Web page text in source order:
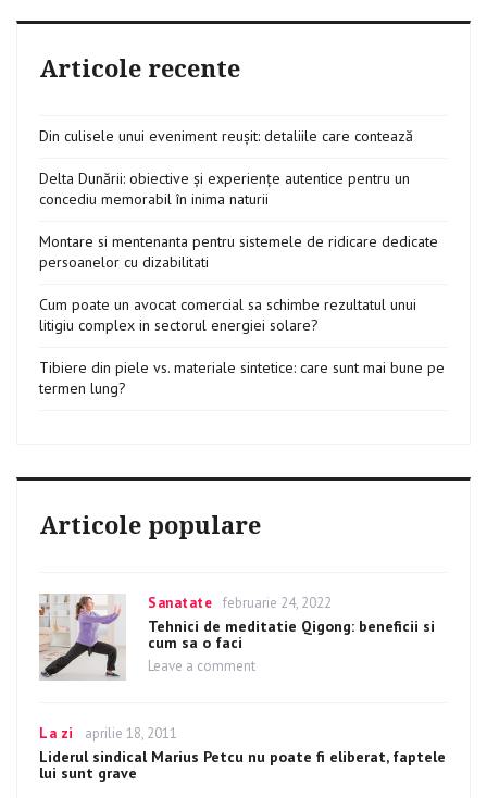
Articole recente
Din culisele unui eveniment reușit: detaliile care contează
Delta Dunării: obiective și experiențe autentice pentru un
concediu memorabil în inima naturii
Montare si mentenanta pentru sistemele de ridicare dedicate
persoanelor cu dizabilitati
Cum poate un avocat comercial sa schimbe rezultatul unui
litigiu complex in sectorul energiei solare?
Tibiere din piele vs. materiale sintetice: care sunt mai bune pe
termen lung?
Articole populare
Categories
Sanatate Posted
on
februarie 24, 2022
Tehnici de meditatie Qigong: beneficii si
cum sa o faci
Leave a comment
beneficii
Categories
La zi
Posted
on
aprilie 18, 2011
Liderul sindical Marius Petcu nu poate fi eliberat, faptele
lui sunt grave